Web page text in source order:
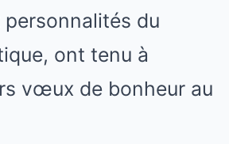
du
ont tenu à
vœux de bonheur au